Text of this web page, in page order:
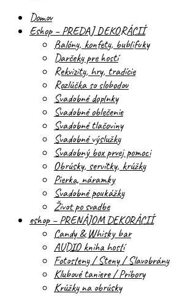
Domov
Eshop – PREDAJ DEKORÁCIÍ
Balóny, konfety, bublifuky
Darčeky pre hostí
Rekvizity, hry, tradície
Rozlúčka so slobodou
Svadobné doplnky
Svadobné oblečenie
Svadobné tlačoviny
Svadobné výslužky
Svadobný box prvej pomoci
Obrúsky, servítky, krúžky
Pierka, náramky
Svadobné poukážky
Život po svadbe
eshop – PRENÁJOM DEKORÁCIÍ
Candy & Whisky bar
AUDIO kniha hostí
Fotosteny / Steny / Slavobrány
Klubové taniere / Príbory
Krúžky na obrúsky